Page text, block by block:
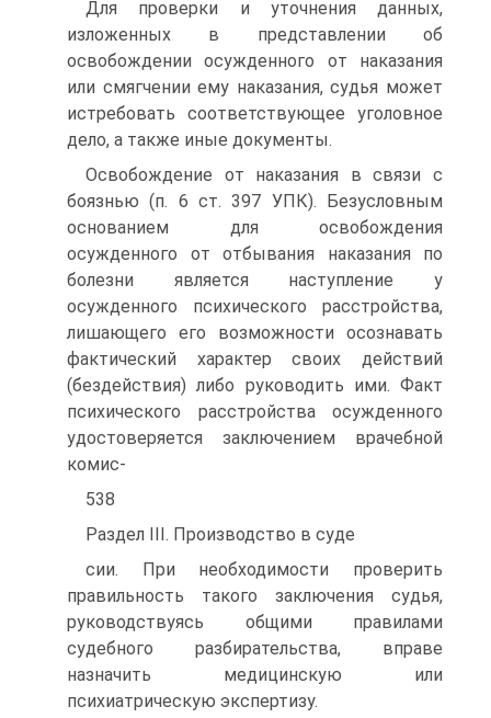
Для проверки и уточнения данных,
изложенных в представлении об
освобождении осужденного от наказания
или смягчении ему наказания, судья может
истребовать соответствующее уголовное
дело, а также иные документы.
Освобождение от наказания в связи с
боязнью (п. 6 ст. 397 УПК). Безусловным
основанием для освобождения
осужденного от отбывания наказания по
болезни является наступление у
осужденного психического расстройства,
лишающего его возможности осознавать
фактический характер своих действий
(бездействия) либо руководить ими. Факт
психического расстройства осужденного
удостоверяется заключением врачебной
комис-
538
Раздел III. Производство в суде
сии. При необходимости проверить
правильность такого заключения судья,
руководствуясь общими правилами
судебного разбирательства, вправе
назначить медицинскую или
психиатрическую экспертизу.